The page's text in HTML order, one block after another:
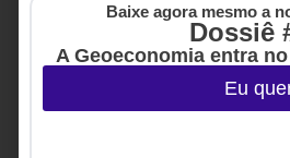
Baixe agora mesmo a
Dossiê
A Geoeconomia entra
Eu